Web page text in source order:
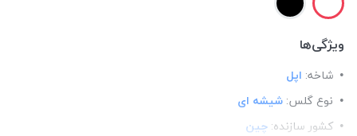
ویژگی‌ها
شاخه: اپل
نوع گلس: شیشه ای
کشور سازنده: چین